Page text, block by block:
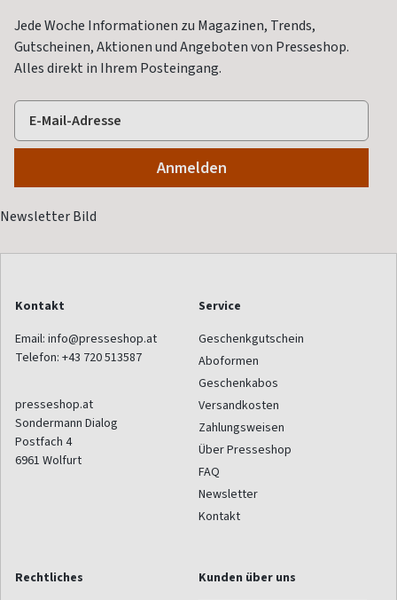
Jede Woche Informationen zu Magazinen, Trends,
Gutscheinen, Aktionen und Angeboten von Presseshop.
Alles direkt in Ihrem Posteingang.
Kontakt
Email: info@presseshop.at
Telefon: +43 720 513587
presseshop.at
Sondermann Dialog
Postfach 4
6961 Wolfurt
Service
Geschenkgutschein
Aboformen
Geschenkabos
Versandkosten
Zahlungsweisen
Über Presseshop
FAQ
Newsletter
Kontakt
Rechtliches
Kunden über uns